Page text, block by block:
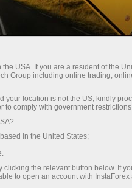
варағини очиш
ПАММ-
очиш
инвесторларингиз
излашмоқда!
минглаб
1 дан юз минг
USA. If you are a resident of the
Group including online trading,
your location is not the US, kindly
to comply with government
in the United States;
the relevant button below. If
to open an account with InstaForex